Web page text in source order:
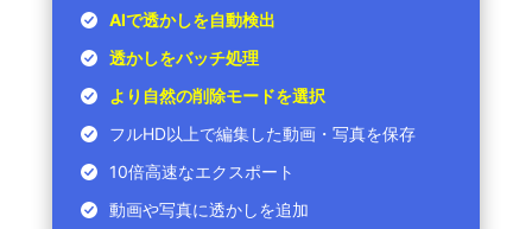
AIで透かしを自動検出
透かしをバッチ処理
より自然の削除モードを選択
フルHD以上で編集した動画・写真を保存
10倍高速なエクスポート
動画や写真に透かしを追加